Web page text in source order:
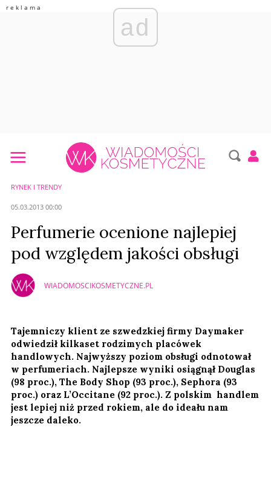
ad
RYNEK I TRENDY
05.03.2013 00:00
Perfumerie ocenione najlepiej
pod względem jakości obsługi
WIADOMOSCIKOSMETYCZNE.PL
Tajemniczy klient ze szwedzkiej firmy Daymaker
odwiedził kilkaset rodzimych placówek
handlowych. Najwyższy poziom obsługi odnotował
w perfumeriach. Najlepsze wyniki osiągnął Douglas
(98 proc.), The Body Shop (93 proc.), Sephora (93
proc.) oraz L’Occitane (92 proc.). Z polskim handlem
jest lepiej niż przed rokiem, ale do ideału nam
jeszcze daleko.